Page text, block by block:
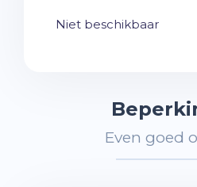
Niet beschikbaar
Even goed